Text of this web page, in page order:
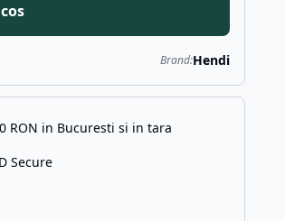
Brand:Hendi
RON in Bucuresti si in tara
Secure